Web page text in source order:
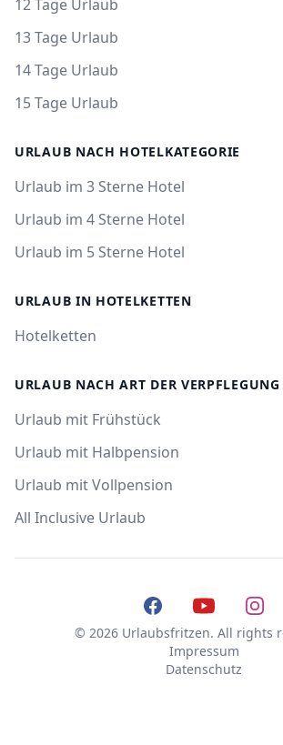
12 Tage Urlaub
13 Tage Urlaub
14 Tage Urlaub
15 Tage Urlaub
URLAUB NACH HOTELKATEGORIE
Urlaub im 3 Sterne Hotel
Urlaub im 4 Sterne Hotel
Urlaub im 5 Sterne Hotel
URLAUB IN HOTELKETTEN
Hotelketten
URLAUB NACH ART DER VERPFLEGUNG
Urlaub mit Frühstück
Urlaub mit Halbpension
Urlaub mit Vollpension
All Inclusive Urlaub
FacebookYouTube
© 2026 Urlaubsfritzen. All rights
Impressum
Datenschutz